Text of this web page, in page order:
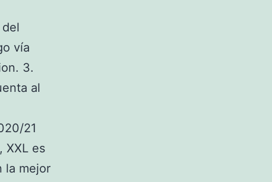
vía
3.
al
21
XXL es
la mejor